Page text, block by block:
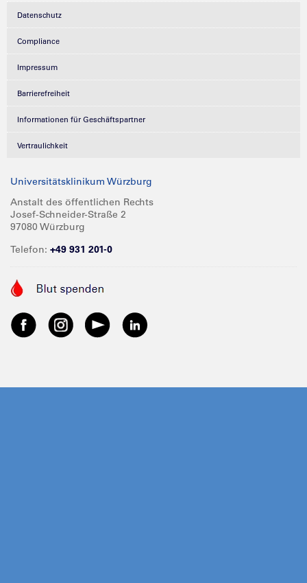
Datenschutz
Compliance
Impressum
Barrierefreiheit
Informationen für Geschäftspartner
Vertraulichkeit
Universitätsklinikum Würzburg
Anstalt des öffentlichen Rechts
Josef-Schneider-Straße 2
97080 Würzburg
Telefon: +49 931 201-0